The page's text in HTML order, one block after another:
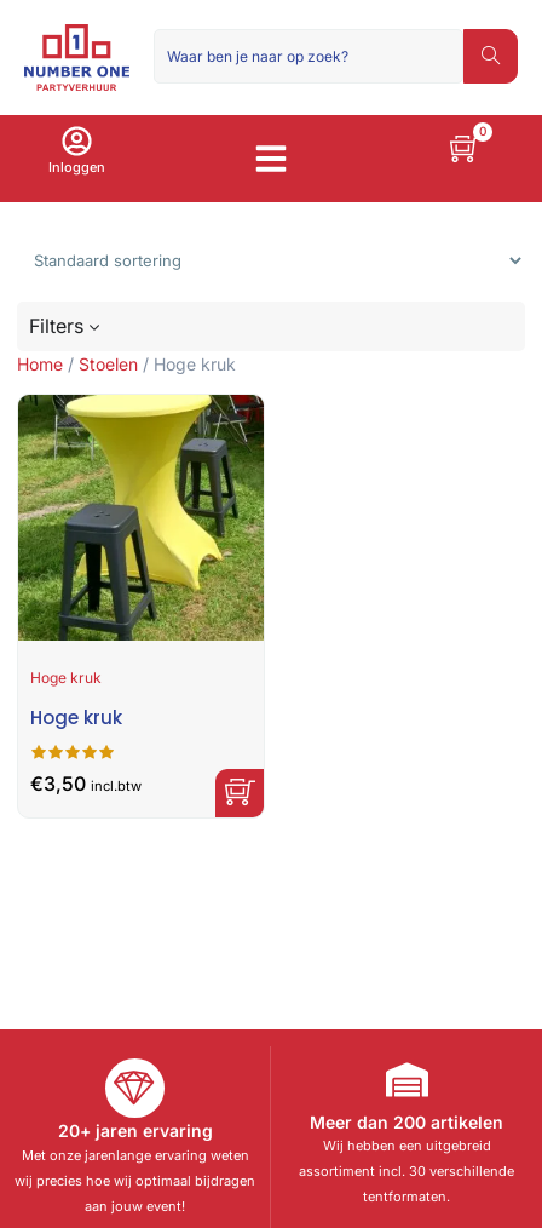
Inloggen
0
Filters
Home / Stoelen / Hoge kruk
Hoge kruk
Hoge kruk
€3,50 incl.btw
20+ jaren ervaring
Met onze jarenlange ervaring weten
wij precies hoe wij optimaal bijdragen
aan jouw event!
Meer dan 200 artikelen
Wij hebben een uitgebreid
assortiment incl. 30 verschillende
tentformaten.